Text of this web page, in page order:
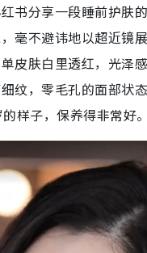
书分享一段睡前护肤
毫不避讳地以超近镜
皮肤白里透红，光泽
纹，零毛孔的面部状
样子，保养得非常好。